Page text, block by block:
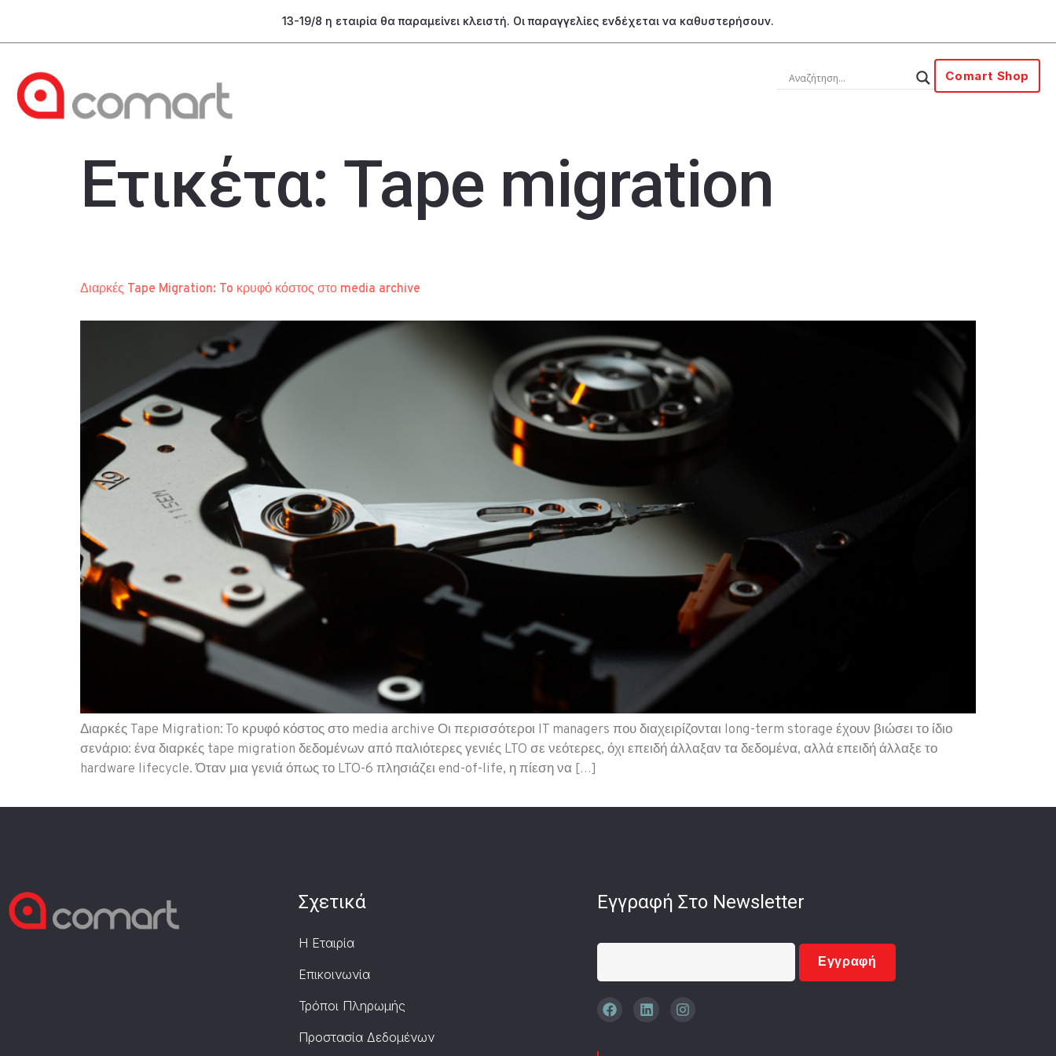
13-19/8 η εταιρία θα παραμείνει κλειστή. Οι παραγγελίες ενδέχεται να καθυστερήσουν.
Comart Shop
Ετικέτα: Tape migration
Διαρκές Tape Migration: To κρυφό κόστος στο media archive
Διαρκές Tape Migration: To κρυφό κόστος στο media archive Οι περισσότεροι IT managers που διαχειρίζονται long-term storage έχουν βιώσει το ίδιο
σενάριο: ένα διαρκές tape migration δεδομένων από παλιότερες γενιές LTO σε νεότερες, όχι επειδή άλλαξαν τα δεδομένα, αλλά επειδή άλλαξε το
hardware lifecycle. Όταν μια γενιά όπως το LTO-6 πλησιάζει end-of-life, η πίεση να […]
Σχετικά
Η Εταιρία
Επικοινωνία
Τρόποι Πληρωμής
Προστασία Δεδομένων
Εγγραφή Στο Newsletter
Εγγραφή